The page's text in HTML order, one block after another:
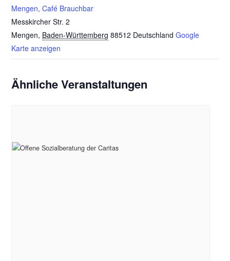
Mengen, Café Brauchbar
Messkircher Str. 2
Mengen, Baden-Württemberg 88512 Deutschland Google
Karte anzeigen
Ähnliche Veranstaltungen